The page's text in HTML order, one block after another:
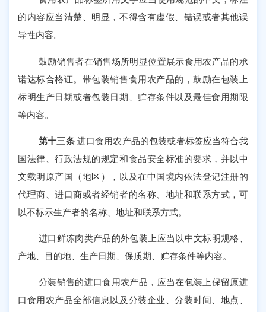
的内容应当清楚、明显，不得含有虚假、错误或者其他误
导性内容。
鼓励销售者在销售场所明显位置展示食用农产品的承
诺达标合格证。带包装销售食用农产品的，鼓励在包装上
标明生产日期或者包装日期、贮存条件以及最佳食用期限
等内容。
第十三条 进口食用农产品的包装或者标签应当符合我
国法律、行政法规的规定和食品安全标准的要求，并以中
文载明原产国（地区），以及在中国境内依法登记注册的
代理商、进口商或者经销者的名称、地址和联系方式，可
以不标示生产者的名称、地址和联系方式。
进口鲜冻肉类产品的外包装上应当以中文标明规格、
产地、目的地、生产日期、保质期、贮存条件等内容。
分装销售的进口食用农产品，应当在包装上保留原进
口食用农产品全部信息以及分装企业、分装时间、地点、